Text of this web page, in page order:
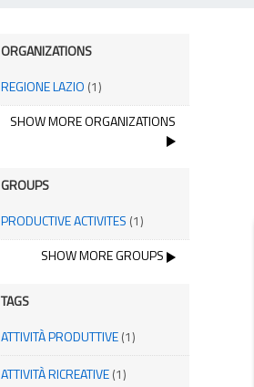
ORGANIZATIONS
REGIONE LAZIO (1)
SHOW MORE ORGANIZATIONS
GROUPS
PRODUCTIVE ACTIVITES (1)
SHOW MORE GROUPS
TAGS
ATTIVITÀ PRODUTTIVE(1)
ATTIVITÀ RICREATIVE(1)